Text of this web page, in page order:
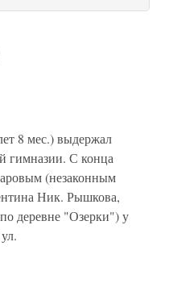
8 мес.) выдержал
гимназии. С конца
(незаконным
Ник. Рышкова,
деревне "Озерки") у